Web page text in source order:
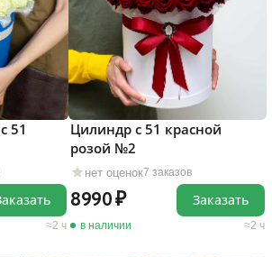
51
2 ч
нет оценок7 заказов
Цилиндр с 51 красной
розой №2
8990
в наличии 2 ч
Заказать